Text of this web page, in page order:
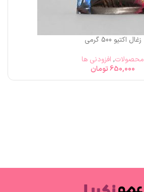
زغال اکتیو 500 گرمی
محصولات, افزودنی ها
650,000تومان